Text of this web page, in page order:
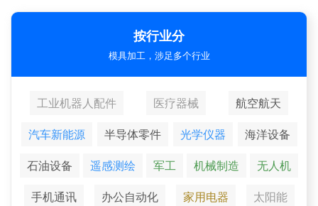
按行业分
模具加工，涉足多个行业
工业机器人配件 医疗器械
航空航天
汽车新能源
半导体零件 光学仪器
海洋设备
石油设备
遥感测绘 军工 机械制造
无人机
手机通讯
办公自动化 家用电器
太阳能